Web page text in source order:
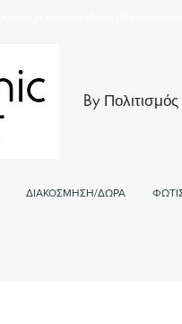
By
ΔΙΑΚΟΣΜΗΣΗ/ΔΩΡΑ